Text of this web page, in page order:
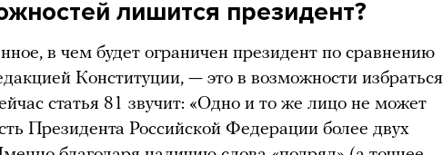
лишится президент?
в чем будет ограничен президент по сравнению
Конституции, — это в возможности избраться
статья 81 звучит: «Одно и то же лицо не может
Президента Российской Федерации более двух